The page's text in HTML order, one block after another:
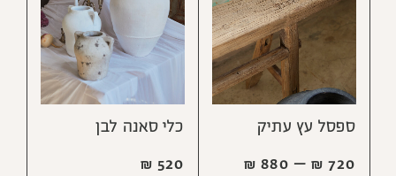
ספסל עץ עתיק
₪ 720
–
₪ 880
כלי סאנה לבן
₪ 520